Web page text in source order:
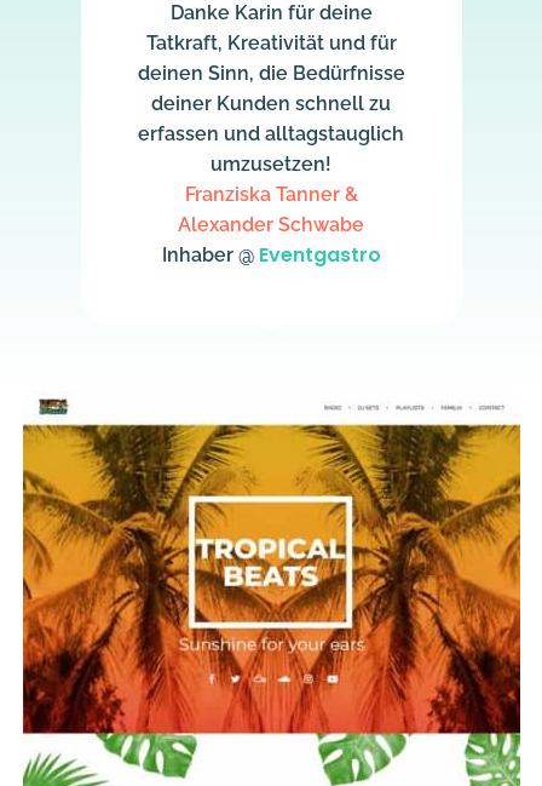
Danke Karin für deine
Tatkraft, Kreativität und für
deinen Sinn, die Bedürfnisse
deiner Kunden schnell zu
erfassen und alltagstauglich
umzusetzen!
Franziska Tanner &
Alexander Schwabe
Inhaber @ Eventgastro